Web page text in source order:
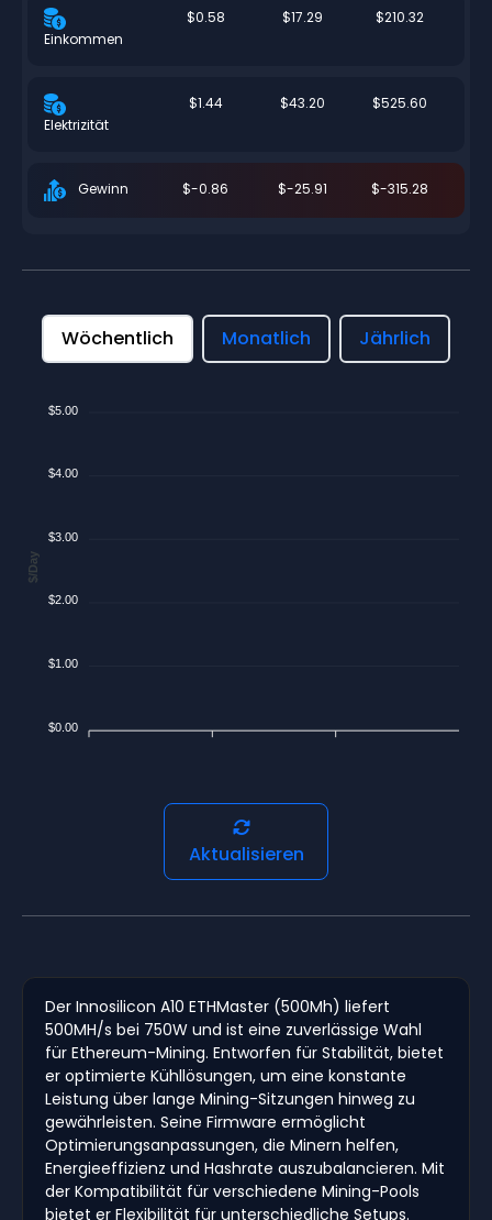
Einkommen
$0.58 $17.29 $210.32
Elektrizität
$1.44 $43.20 $525.60
Gewinn $-0.86 $-25.91 $-315.28
Wöchentlich Monatlich Jährlich
$5.00
$4.00
$3.00
$2.00
$1.00
$0.00
$/Day
Aktualisieren
Der Innosilicon A10 ETHMaster (500Mh) liefert
500MH/s bei 750W und ist eine zuverlässige Wahl
für Ethereum-Mining. Entworfen für Stabilität, bietet
er optimierte Kühllösungen, um eine konstante
Leistung über lange Mining-Sitzungen hinweg zu
gewährleisten. Seine Firmware ermöglicht
Optimierungsanpassungen, die Minern helfen,
Energieeffizienz und Hashrate auszubalancieren. Mit
der Kompatibilität für verschiedene Mining-Pools
bietet er Flexibilität für unterschiedliche Setups.